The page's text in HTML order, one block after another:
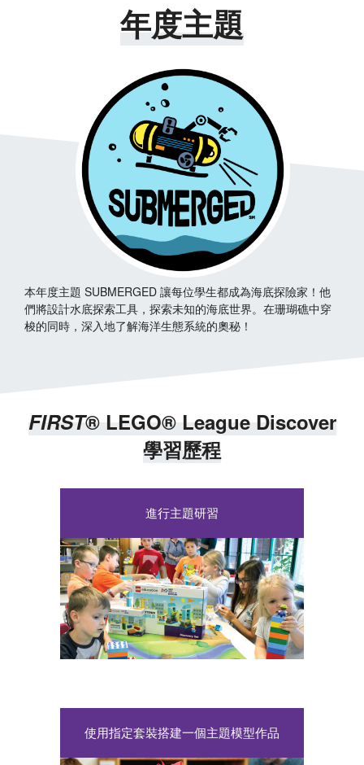
年度主題
本年度主題 SUBMERGED 讓每位學生都成為海底探險家！他
們將設計水底探索工具，探索未知的海底世界。在珊瑚礁中穿
梭的同時，深入地了解海洋生態系統的奧秘！
FIRST® LEGO® League Discover
學習歷程
進行主題研習
使用指定套裝搭建一個主題模型作品